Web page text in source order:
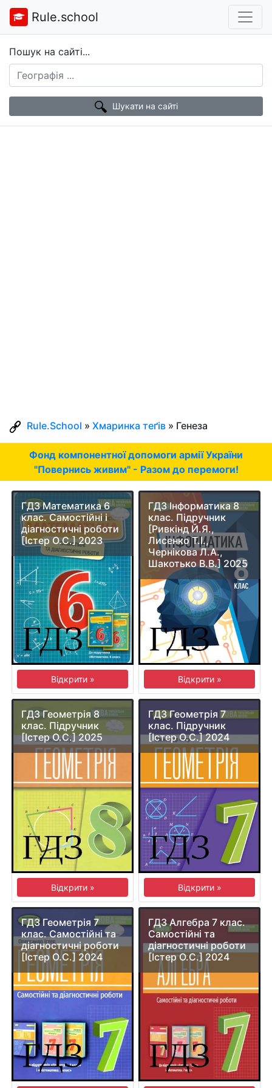
Rule.school
Пошук на сайті...
Шукати на сайті
Rule.School » Хмаринка теґів » Генеза
Фонд компонентної допомоги армії України
"Повернись живим" - Разом до перемоги!
ГДЗ Математика 6
клас. Самостійні і
діагностичні роботи
[Істер О.С.] 2023
Відкрити »
ГДЗ Інформатика 8
клас. Підручник
[Ривкінд Й.Я.,
Лисенко Т.І.,
Чернікова Л.А.,
Шакотько В.В.] 2025
Відкрити »
ГДЗ Геометрія 8
клас. Підручник
[Істер О.С.] 2025
Відкрити »
ГДЗ Геометрія 7
клас. Підручник
[Істер О.С.] 2024
Відкрити »
ГДЗ Геометрія 7
клас. Самостійні та
діагностичні роботи
[Істер О.С.] 2024
ГДЗ Алгебра 7 клас.
Cамостійні та
діагностичні роботи
[Істер О.С.] 2024